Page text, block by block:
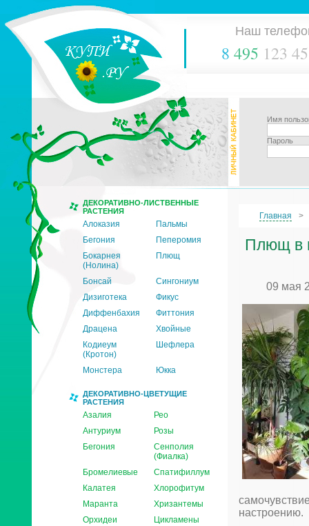
Наш
8 495 123
Имя
Пароль
ДЕКОРАТИВНО-ЛИСТВЕННЫЕ
РАСТЕНИЯ
Алоказия
Пальмы
Бегония
Пеперомия
Бокарнея
(Нолина)
Плющ
Бонсай
Сингониум
Дизиготека
Фикус
Диффенбахия
Фиттония
Драцена
Хвойные
Кодиеум
(Кротон)
Шефлера
Монстера Юкка
ДЕКОРАТИВНО-ЦВЕТУЩИЕ
РАСТЕНИЯ
Азалия
Рео
Антуриум
Розы
Бегония
Сенполия
(Фиалка)
Бромелиевые
Спатифиллум
Калатея
Хлорофитум
Маранта
Хризантемы
Орхидеи
Цикламены
Главная
Плющ в
09 мая
настроению.